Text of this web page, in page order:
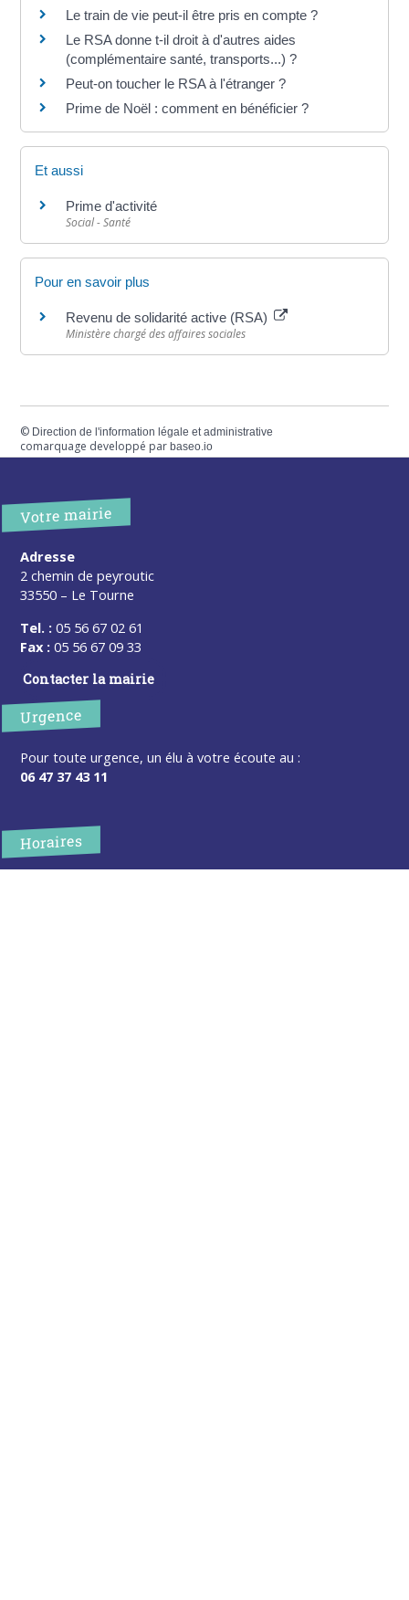
Le train de vie peut-il être pris en compte ?
Le RSA donne t-il droit à d'autres aides
(complémentaire santé, transports...) ?
Peut-on toucher le RSA à l'étranger ?
Prime de Noël : comment en bénéficier ?
Et aussi
Prime d'activité
Social - Santé
Pour en savoir plus
Revenu de solidarité active (RSA)
Ministère chargé des affaires sociales
© Direction de l'information légale et administrative
comarquage developpé parbaseo.io
Votre mairie
Adresse
2 chemin de peyroutic
33550 – Le Tourne
Tel. : 05 56 67 02 61
Fax : 05 56 67 09 33
Contacter la mairie
Urgence
Pour toute urgence, un élu à votre écoute au :
06 47 37 43 11
Horaires